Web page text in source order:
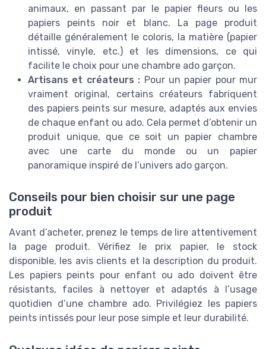
animaux, en passant par le papier fleurs ou les
papiers peints noir et blanc. La page produit
détaille généralement le coloris, la matière (papier
intissé, vinyle, etc.) et les dimensions, ce qui
facilite le choix pour une chambre ado garçon.
Artisans et créateurs : Pour un papier pour mur
vraiment original, certains créateurs fabriquent
des papiers peints sur mesure, adaptés aux envies
de chaque enfant ou ado. Cela permet d’obtenir un
produit unique, que ce soit un papier chambre
avec une carte du monde ou un papier
panoramique inspiré de l’univers ado garçon.
Conseils pour bien choisir sur une page
produit
Avant d’acheter, prenez le temps de lire attentivement
la page produit. Vérifiez le prix papier, le stock
disponible, les avis clients et la description du produit.
Les papiers peints pour enfant ou ado doivent être
résistants, faciles à nettoyer et adaptés à l’usage
quotidien d’une chambre ado. Privilégiez les papiers
peints intissés pour leur pose simple et leur durabilité.